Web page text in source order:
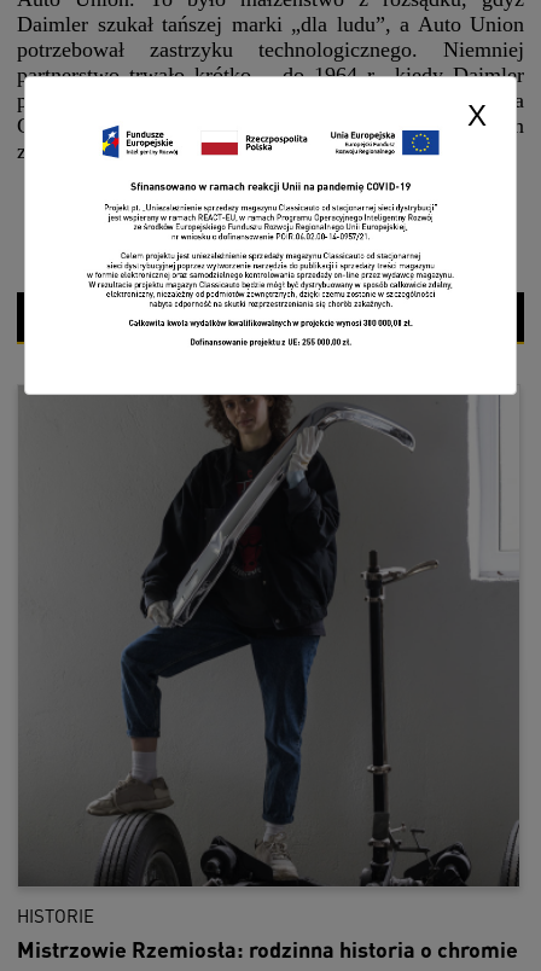
X
Daimler szukał tańszej marki „dla ludu”, a Auto Union
potrzebował zastrzyku technologicznego. Niemniej
partnerstwo trwało krótko – do 1964 r., kiedy Daimler
postanowił sprzedać firmę. Nowym właścicielem została
Grupa Volkswagena, która miała wobec Auto Union
zupełnie inne plany.
CZYTAJ WIĘCEJ
HISTORIE
Mistrzowie Rzemiosła: rodzinna historia o chromie